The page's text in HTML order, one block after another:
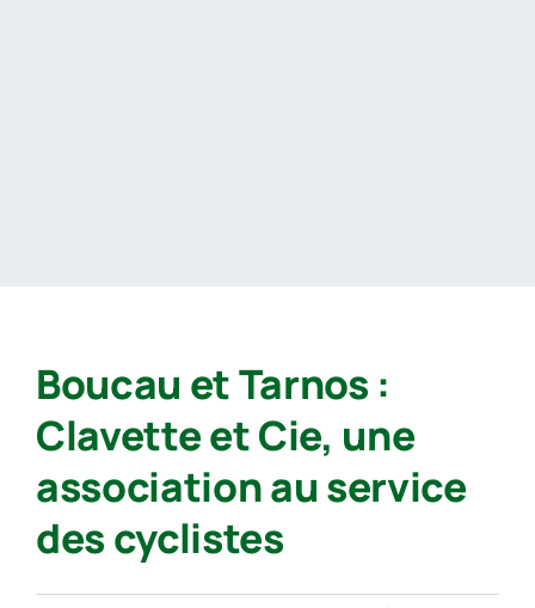
Boucau et Tarnos :
Clavette et Cie, une
association au service
des cyclistes